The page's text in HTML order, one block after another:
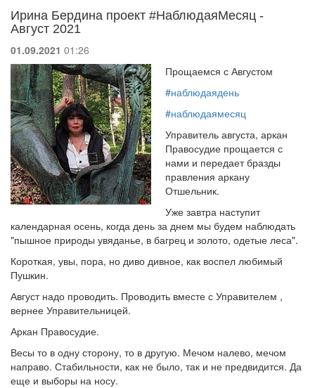
Ирина Бердина проект #НаблюдаяМесяц -
Август 2021
01.09.2021 01:26
Прощаемся с Августом
#наблюдаядень
#наблюдаямесяц
Управитель августа, аркан
Правосудие прощается с
нами и передает бразды
правления аркану
Отшельник.
Уже завтра наступит
календарная осень, когда день за днем мы будем наблюдать
"пышное природы увяданье, в багрец и золото, одетые леса".
Короткая, увы, пора, но диво дивное, как воспел любимый
Пушкин.
Август надо проводить. Проводить вместе с Управителем ,
вернее Управительницей.
Аркан Правосудие.
Весы то в одну сторону, то в другую. Мечом налево, мечом
направо. Стабильности, как не было, так и не предвидится. Да
еще и выборы на носу.